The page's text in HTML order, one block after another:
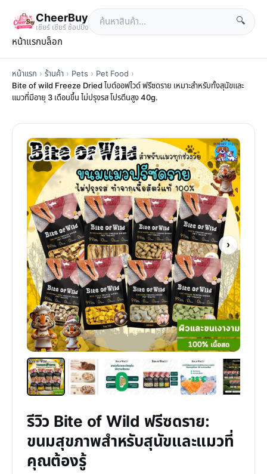
CheerBuy
เซียร์ เซียร์ ช้อปปิ้ง
🔍
หน้าแรกบล็อก
หน้าแรก › ร้านค้า › Pets › Pet Food ›
Bite of wild Freeze Dried ไบต์ออฟไวด์ ฟรีซดราย เหมาะสำหรับทั้งสุนัขและ
แมวที่มีอายุ 3 เดือนขึ้น ไม่ปรุงรส โปรตีนสูง 40g.
›
รีวิว Bite of Wild ฟรีซดราย:
ขนมสุขภาพสำหรับสุนัขและแมวที่
คุณต้องรู้